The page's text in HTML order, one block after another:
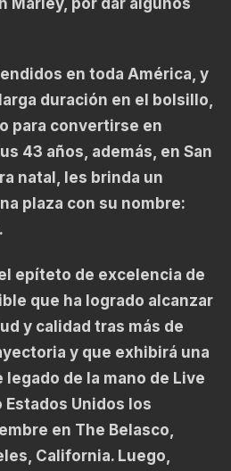
en toda América, y
duración en el bolsillo,
para convertirse en
43 años, además, en San
natal, les brinda un
plaza con su nombre:
epíteto de excelencia de
que ha logrado alcanzar
y calidad tras más de
y que exhibirá una
de la mano de Live
Unidos los
en The Belasco,
California. Luego,